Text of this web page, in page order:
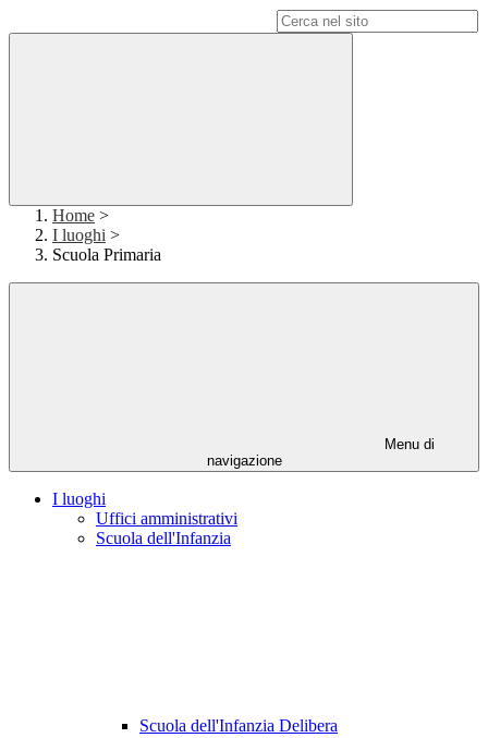
Home >
I luoghi >
Scuola Primaria
Menu di
navigazione
I luoghi
Uffici amministrativi
Scuola dell'Infanzia
Scuola dell'Infanzia Delibera